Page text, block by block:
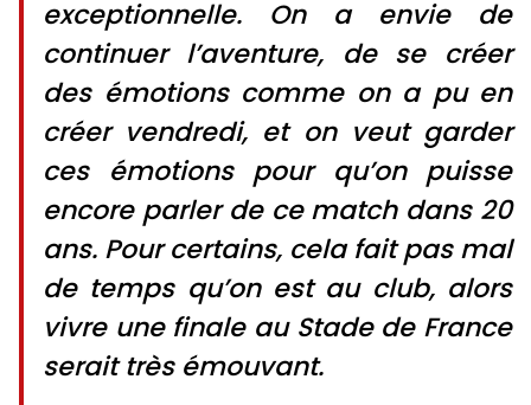
exceptionnelle. On a envie de
continuer l’aventure, de se créer
des émotions comme on a pu en
créer vendredi, et on veut garder
ces émotions pour qu’on puisse
encore parler de ce match dans 20
ans. Pour certains, cela fait pas mal
de temps qu’on est au club, alors
vivre une finale au Stade de France
serait très émouvant.